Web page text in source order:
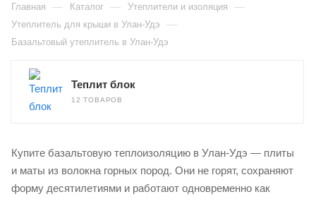
Главная — Каталог — Утеплители и изоляция —
Утеплитель для крыши в Улан-Удэ —
Базальтовый утеплитель в Улан-Удэ
Теплит блок
12 ТОВАРОВ
Купите базальтовую теплоизоляцию в Улан-Удэ — плиты
и маты из волокна горных пород. Они не горят, сохраняют
форму десятилетиями и работают одновременно как